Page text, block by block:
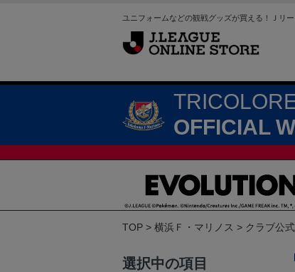
ユニフォームなどの観戦グッズが買える！Ｊリ
OFFICIAL
TOP 横浜Ｆ・マリノス クラブ公
選択中の項目